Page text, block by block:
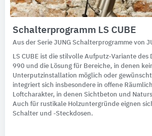
Schalterprogramm LS CUBE
Aus der Serie JUNG Schalterprogramme von
LS CUBE ist die stilvolle Aufputz-Variante des
990 und die Lösung für Bereiche, in denen
Unterputzinstallation möglich oder gewünscht
integriert sich insbesondere in offene
Loftcharakter, in denen Sichtbeton und
Auch für rustikale Holzuntergründe eignen
Schalter und -Steckdosen.